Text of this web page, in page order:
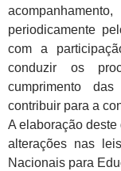
periodicamente
com a
conduzir os
cumprimento
contribuir para a
A elaboração
alterações nas
Nacionais para